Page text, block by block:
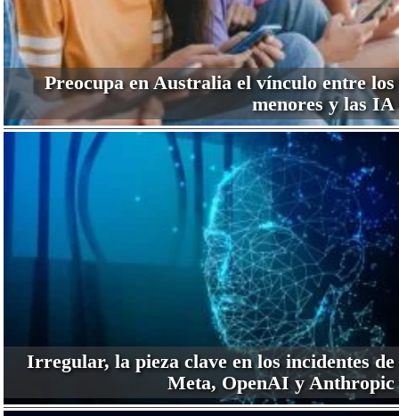
Preocupa en Australia el vínculo entre los
menores y las IA
Irregular, la pieza clave en los incidentes de
Meta, OpenAI y Anthropic